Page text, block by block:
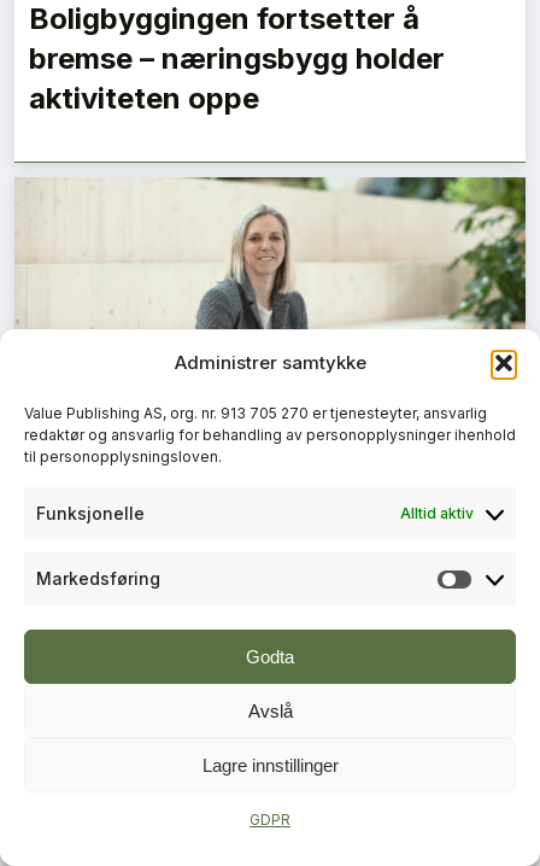
Administrer samtykke
Value Publishing AS, org. nr. 913 705 270 er tjenesteyter, ansvarlig
redaktør og ansvarlig for behandling av personopplysninger ihenhold
til personopplysningsloven.
Funksjonelle Alltid aktiv
Markedsføring
Godta
Avslå
Lagre innstillinger
GDPR
Boligbyggingen fortsetter å
bremse – næringsbygg holder
aktiviteten oppe
+PLUSS
Den omvendte Narvestad